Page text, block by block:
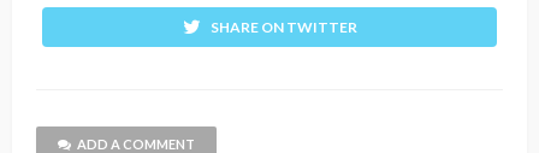
SHARE ON TWITTER
ADD A COMMENT